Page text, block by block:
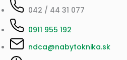
042 / 44 31 077
0911 955 192
ndca@nabytoknika.sk